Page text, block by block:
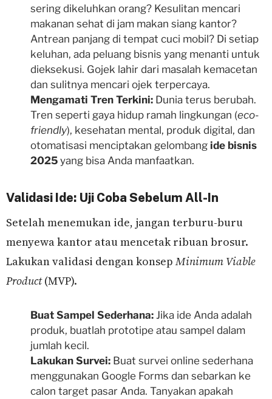
sering dikeluhkan orang? Kesulitan mencari
makanan sehat di jam makan siang kantor?
Antrean panjang di tempat cuci mobil? Di setiap
keluhan, ada peluang bisnis yang menanti untuk
dieksekusi. Gojek lahir dari masalah kemacetan
dan sulitnya mencari ojek terpercaya.
Mengamati Tren Terkini: Dunia terus berubah.
Tren seperti gaya hidup ramah lingkungan (eco-
friendly), kesehatan mental, produk digital, dan
otomatisasi menciptakan gelombang ide bisnis
2025 yang bisa Anda manfaatkan.
Validasi Ide: Uji Coba Sebelum All-In
Setelah menemukan ide, jangan terburu-buru
menyewa kantor atau mencetak ribuan brosur.
Lakukan validasi dengan konsepMinimum Viable
Product(MVP).
Buat Sampel Sederhana: Jika ide Anda adalah
produk, buatlah prototipe atau sampel dalam
jumlah kecil.
Lakukan Survei: Buat survei online sederhana
menggunakan Google Forms dan sebarkan ke
calon target pasar Anda. Tanyakan apakah